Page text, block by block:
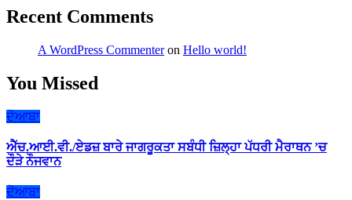
Recent Comments
A WordPress Commenteron Hello world!
You Missed
ਦੋਆਬਾ
ਐੱਚ.ਆਈ.ਵੀ./ਏਡਜ਼ ਬਾਰੇ ਜਾਗਰੂਕਤਾ ਸਬੰਧੀ ਜ਼ਿਲ੍ਹਾ ਪੱਧਰੀ ਮੈਰਾਥਨ ’ਚ
ਦੌੜੇ ਨੌਜਵਾਨ
ਦੋਆਬਾ